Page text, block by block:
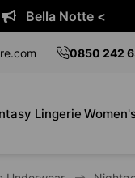
0850 242
Lingerie